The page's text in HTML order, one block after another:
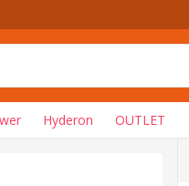
Hyderon OUTLET